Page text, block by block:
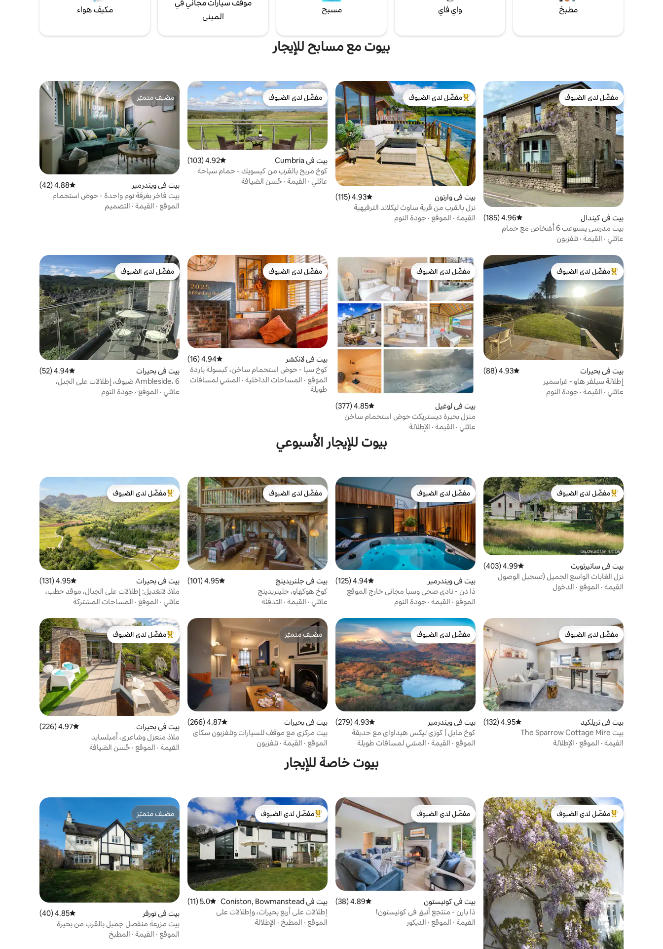
مطبخ واي فاي مسبح
موقف سيارات مجاني في
المبنى
مكيف هواء
بيوت مع مسابح للإيجار
مفضّل لدى الضيوف
مفضّل لدى الضيوف
بيت في كيندال متوسط التقييم 4.96 من 5، 185 مراجعات
4.96 (185)
بيت مدرسي يستوعب 6 أشخاص مع حمام
سباحة وصالة ألعاب رياضية وموقف سيارات
مجاني
عائلي · القيمة · تلفزيون
من أبرز البيوت المفضّلة لدى الضيوف
مفضّل لدى الضيوف
بيت في وارتون متوسط التقييم 4.93 من 5، 115 مراجعات
4.93 (115)
نزل بالقرب من قرية ساوث ليكلاند الترفيهية
القيمة · الموقع · جودة النوم
مفضّل لدى الضيوف
مفضّل لدى الضيوف
بيت في Cumbria متوسط التقييم 4.92 من 5، 103 مراجعات
4.92 (103)
كوخ مريح بالقرب من كيسويك - حمام سباحة
وحوض استحمام ساخن وساونا
عائلي · القيمة · حُسن الضيافة
مضيف متميّز
مضيف متميّز
بيت في ويندرمير متوسط التقييم 4.88 من 5، 42 مراجعات
4.88 (42)
بيت فاخر بغرفة نوم واحدة - حوض استحمام
ساخن داخلي وغرفة ألعاب
الموقع · القيمة · التصميم
من أبرز البيوت المفضّلة لدى الضيوف
مفضّل لدى الضيوف
بيت في بحيرات متوسط التقييم 4.93 من 5، 88 مراجعات
4.93 (88)
إطلالة سيلفر هاو - غراسمير
عائلي · القيمة · جودة النوم
مفضّل لدى الضيوف
مفضّل لدى الضيوف
بيت في لوغيل متوسط التقييم 4.85 من 5، 377 مراجعات
4.85 (377)
منزل بحيرة ديستريكت حوض استحمام ساخن
وساونا ومنتجع سباحة لـ 12
عائلي · القيمة · الإطلالة
مفضّل لدى الضيوف
مفضّل لدى الضيوف
بيت في لانكشر متوسط التقييم 4.94 من 5، 16 مراجعات
4.94 (16)
كوخ سبا - حوض استحمام ساخن، كبسولة باردة
وساونا
الموقع · المساحات الداخلية · المشي لمسافات
طويلة
مفضّل لدى الضيوف
مفضّل لدى الضيوف
بيت في بحيرات متوسط التقييم 4.94 من 5، 52 مراجعات
4.94 (52)
Ambleside، 6 ضيوف، إطلالات على الجبل،
حيوانات أليفة، حمام سباحة
عائلي · الموقع · جودة النوم
بيوت للإيجار الأسبوعي
من أبرز البيوت المفضّلة لدى الضيوف
مفضّل لدى الضيوف
بيت في ساتيرثويت متوسط التقييم 4.99 من 5، 403 مراجعات
4.99 (403)
نزل الغابات الواسع الجميل (تسجيل الوصول
والمغادرة ظهرًا)
القيمة · الموقع · الدخول
مفضّل لدى الضيوف
مفضّل لدى الضيوف
بيت في ويندرمير متوسط التقييم 4.94 من 5، 125 مراجعات
4.94 (125)
ذا دن - نادي صحي وسبا مجاني خارج الموقع
دقيقتان
الموقع · القيمة · جودة النوم
مفضّل لدى الضيوف
مفضّل لدى الضيوف
بيت في جلنريدينج متوسط التقييم 4.95 من 5، 101 مراجعات
4.95 (101)
كوخ هوكهاو، جلينريدينج
عائلي · القيمة · التدفئة
من أبرز البيوت المفضّلة لدى الضيوف
مفضّل لدى الضيوف
بيت في بحيرات متوسط التقييم 4.95 من 5، 131 مراجعات
4.95 (131)
ملاذ لانغديل: إطلالات على الجبال، موقد حطب،
حانة وباقة
عائلي · الموقع · المساحات المشتركة
مفضّل لدى الضيوف
مفضّل لدى الضيوف
بيت في ثريلكيد متوسط التقييم 4.95 من 5، 132 مراجعات
4.95 (132)
بيت The Sparrow Cottage Mire
القيمة · الموقع · الإطلالة
مفضّل لدى الضيوف
مفضّل لدى الضيوف
بيت في ويندرمير متوسط التقييم 4.93 من 5، 279 مراجعات
4.93 (279)
كوخ مابل | كوزي ليكس هيداواي مع حديقة
الموقع · القيمة · المشي لمسافات طويلة
مضيف متميّز
مضيف متميّز
بيت في بحيرات متوسط التقييم 4.87 من 5، 266 مراجعات
4.87 (266)
بيت مركزي مع موقف للسيارات وتلفزيون سكاي
من LetMeStay
الموقع · القيمة · تلفزيون
من أبرز البيوت المفضّلة لدى الضيوف
مفضّل لدى الضيوف
بيت في بحيرات متوسط التقييم 4.97 من 5، 226 مراجعات
4.97 (226)
ملاذ منعزل وشاعري، أمبلسايد
القيمة · الموقع · حُسن الضيافة
بيوت خاصة للإيجار
من أبرز البيوت المفضّلة لدى الضيوف
مفضّل لدى الضيوف
مفضّل لدى الضيوف
مفضّل لدى الضيوف
بيت في كونيستون متوسط التقييم 4.89 من 5، 38 مراجعات
4.89 (38)
ذا بارن - منتجع أنيق في كونيستون!
القيمة · الموقع · الديكور
من أبرز البيوت المفضّلة لدى الضيوف
مفضّل لدى الضيوف
بيت في Coniston, Bowmanstead متوسط التقييم 5.0 من 5، 11 مراجعات
5.0 (11)
إطلالات على أربع بحيرات، وإطلالات على
كونيستون ووتر، يسع 4 أشخاص
الموقع · المطبخ · الإطلالة
مضيف متميّز
مضيف متميّز
بيت في تورفر متوسط التقييم 4.85 من 5، 40 مراجعات
4.85 (40)
بيت مزرعة منفصل جميل بالقرب من بحيرة
كونيستون
الموقع · القيمة · المطبخ